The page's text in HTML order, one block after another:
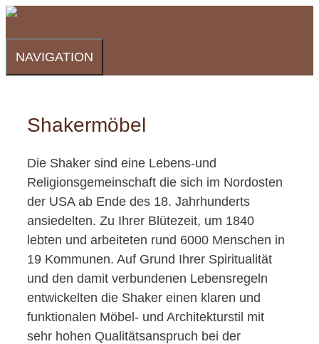
Zum
springen
NAVIGATION
Shakermöbel
Die Shaker sind eine Lebens-und
Religionsgemeinschaft die sich im Nordosten
der USA ab Ende des 18. Jahrhunderts
ansiedelten. Zu Ihrer Blütezeit, um 1840
lebten und arbeiteten rund 6000 Menschen in
19 Kommunen. Auf Grund Ihrer Spiritualität
und den damit verbundenen Lebensregeln
entwickelten die Shaker einen klaren und
funktionalen Möbel- und Architekturstil mit
sehr hohen Qualitätsanspruch bei der